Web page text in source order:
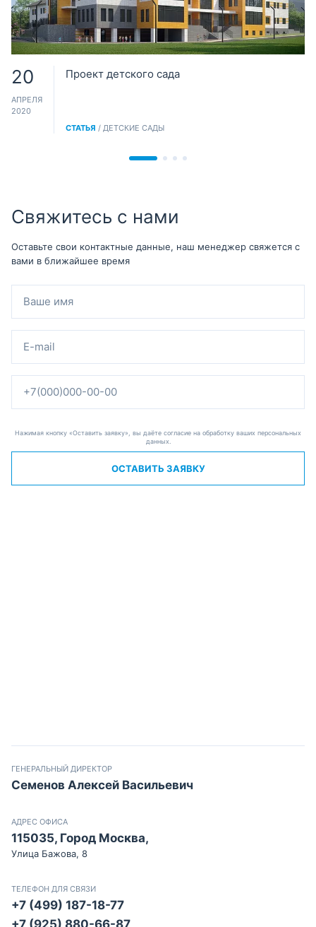
20
АПРЕЛЯ
2020
Проект детского сада
СТАТЬЯ / ДЕТСКИЕ САДЫ
Свяжитесь с нами
Оставьте свои контактные данные, наш менеджер свяжется с
вами в ближайшее время
Нажимая кнопку «Оставить заявку», вы даёте согласие на обработку ваших персональных
данных.
ОСТАВИТЬ ЗАЯВКУ
ГЕНЕРАЛЬНЫЙ ДИРЕКТОР
Семенов Алексей Васильевич
АДРЕС ОФИСА
115035, Город Москва,
Улица Бажова, 8
ТЕЛЕФОН ДЛЯ СВЯЗИ
+7 (499) 187-18-77
+7 (925) 880-66-87